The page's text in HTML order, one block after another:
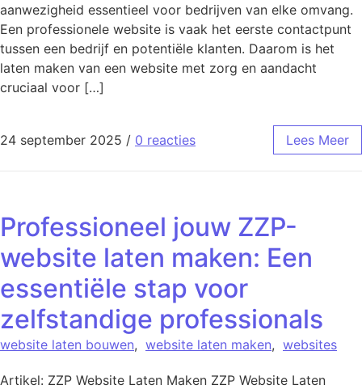
aanwezigheid essentieel voor bedrijven van elke omvang.
Een professionele website is vaak het eerste contactpunt
tussen een bedrijf en potentiële klanten. Daarom is het
laten maken van een website met zorg en aandacht
cruciaal voor […]
24 september 2025 / 0 reacties Lees Meer
Professioneel jouw ZZP-
website laten maken: Een
essentiële stap voor
zelfstandige professionals
website laten bouwen, website laten maken, websites
Artikel: ZZP Website Laten Maken ZZP Website Laten